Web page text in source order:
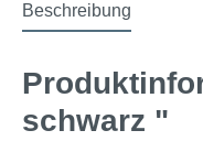
Beschreibung
schwarz "